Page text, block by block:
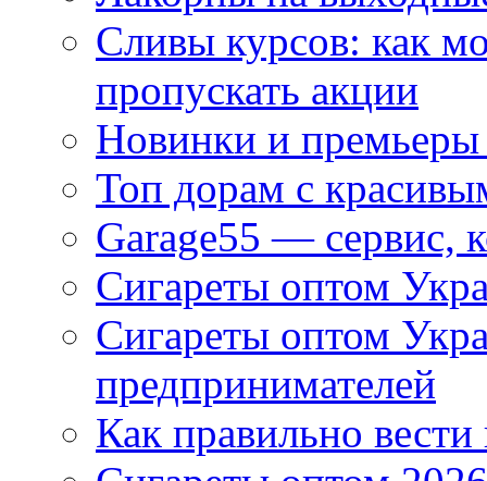
Сливы курсов: как
пропускать акции
Новинки и
Топ дорам с
Garage55 — сервис,
Сигареты оптом
Сигареты оптом
предпринимателей
Как правильно